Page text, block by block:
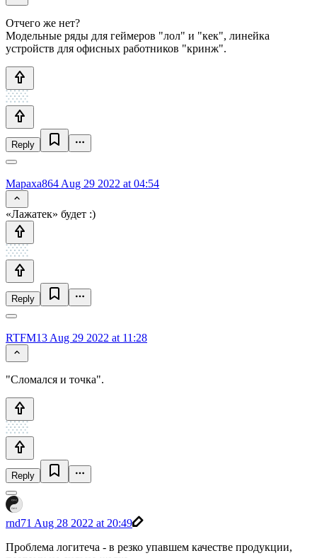
Отчего же нет?
Модельные ряды для геймеров "лол" и "кек", линейка
устройств для офисных работников "кринж".
Reply
Mapaxa864 Aug 29 2022 at 04:54
«Лажатек» будет :)
Reply
RTFM13 Aug 29 2022 at 11:28
"Сломался и точка".
Reply
rnd71 Aug 28 2022 at 20:49
Проблема логитеча - в резко упавшем качестве продукции,